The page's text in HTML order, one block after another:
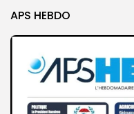
APS HEBDO